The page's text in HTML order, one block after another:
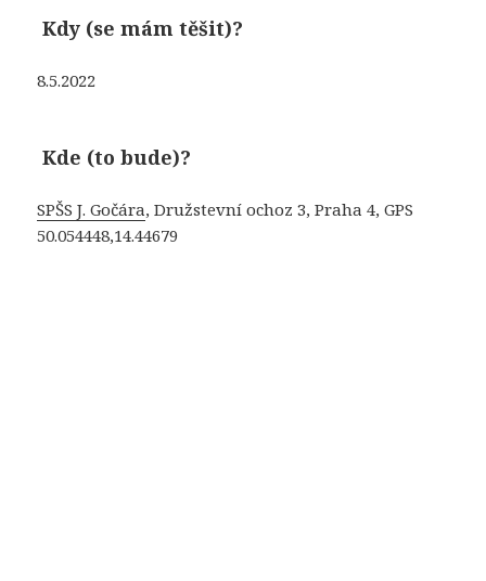
Kdy (se mám těšit)?
8.5.2022
Kde (to bude)?
SPŠS J. Gočára, Družstevní ochoz 3, Praha 4, GPS
50.054448,14.44679